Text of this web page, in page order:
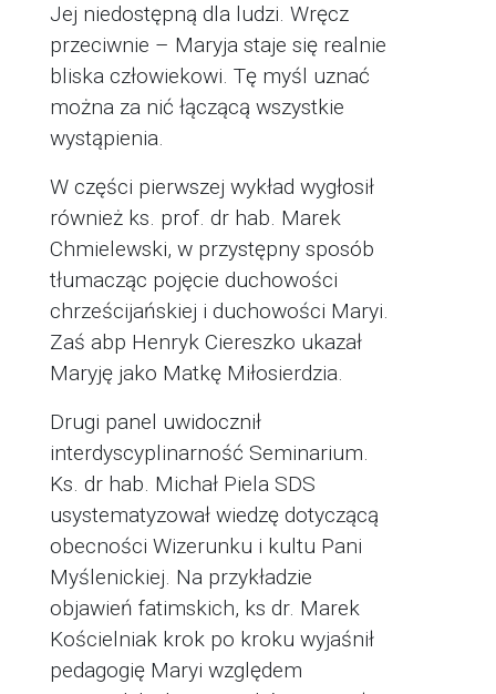
Jej niedostępną dla ludzi. Wręcz
przeciwnie – Maryja staje się realnie
bliska człowiekowi. Tę myśl uznać
można za nić łączącą wszystkie
wystąpienia.
W części pierwszej wykład wygłosił
również ks. prof. dr hab. Marek
Chmielewski, w przystępny sposób
tłumacząc pojęcie duchowości
chrześcijańskiej i duchowości Maryi.
Zaś abp Henryk Ciereszko ukazał
Maryję jako Matkę Miłosierdzia.
Drugi panel uwidocznił
interdyscyplinarność Seminarium.
Ks. dr hab. Michał Piela SDS
usystematyzował wiedzę dotyczącą
obecności Wizerunku i kultu Pani
Myślenickiej. Na przykładzie
objawień fatimskich, ks dr. Marek
Kościelniak krok po kroku wyjaśnił
pedagogię Maryi względem